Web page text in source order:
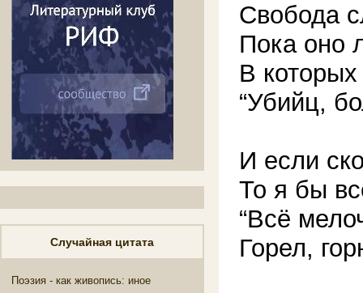
Случайная цитата
Поэзия - как живопись: иное
Свобода
Пока оно
В
“Убийц,
И если
То я бы
“Всё
Горел,